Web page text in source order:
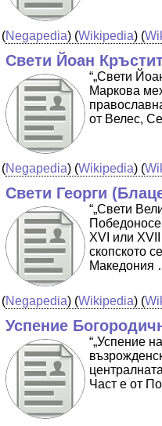
(Negapedia) (Wikipedia) (
Свети Йоан
“„Свети
Маркова
от Велес,
(Negapedia) (Wikipedia) (
Свети Георги
“„Свети
XVI или
скопското
Македония
(Negapedia) (Wikipedia) (
Успение
“„Успение
Част е от